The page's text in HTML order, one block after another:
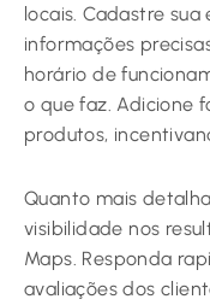
locais. Cadastre
informações
horário de
o que faz. Adicione
produtos,
Quanto mais
visibilidade nos
Maps. Responda
avaliações dos